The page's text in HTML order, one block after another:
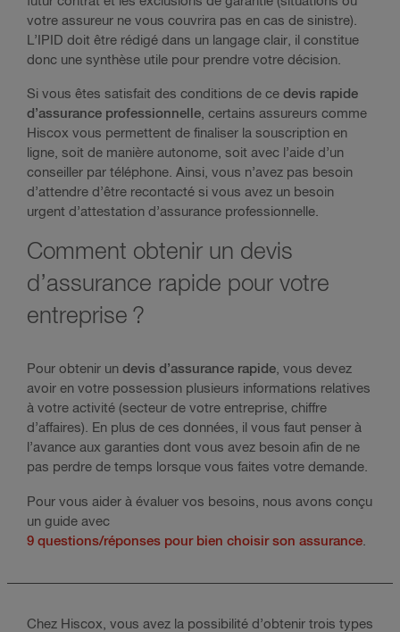
votre assureur ne vous couvrira pas en cas de sinistre).
L’IPID doit être rédigé dans un langage clair, il constitue
donc une synthèse utile pour prendre votre décision.
Si vous êtes satisfait des conditions de ce devis rapide
d’assurance professionnelle, certains assureurs comme
Hiscox vous permettent de finaliser la souscription en
ligne, soit de manière autonome, soit avec l’aide d’un
conseiller par téléphone. Ainsi, vous n’avez pas besoin
d’attendre d’être recontacté si vous avez un besoin
urgent d’attestation d’assurance professionnelle.
Comment obtenir un devis
d’assurance rapide pour votre
entreprise ?
Pour obtenir un devis d’assurance rapide, vous devez
avoir en votre possession plusieurs informations relatives
à votre activité (secteur de votre entreprise, chiffre
d’affaires). En plus de ces données, il vous faut penser à
l’avance aux garanties dont vous avez besoin afin de ne
pas perdre de temps lorsque vous faites votre demande.
Pour vous aider à évaluer vos besoins, nous avons conçu
un guide avec
9 questions/réponses pour bien choisir son assurance
Chez Hiscox, vous avez la possibilité d’obtenir trois types